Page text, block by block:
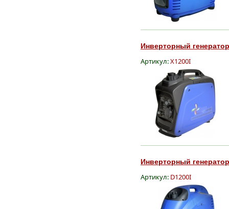
Инверторный
Артикул:X1200I
Инверторный
Артикул: D1200I